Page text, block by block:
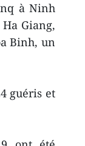
à Ninh
Giang,
Binh, un
guéris et